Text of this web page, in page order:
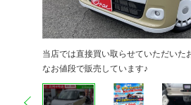
当店では直接買い取らせていただいた
なお値段で販売しています♪
prev